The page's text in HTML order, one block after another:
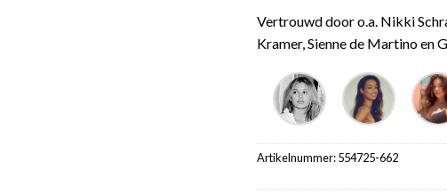
Vertrouwd door o.a. Nikki
Kramer, Sienne de Martino en
Artikelnummer:554725-662